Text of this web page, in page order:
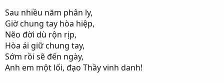
Sau nhiều năm phân ly,
Giờ chung tay hòa hiệp,
Nẽo đời dù rộn rịp,
Hòa ái giữ chung tay,
Sớm rồi sẽ đến ngày,
Anh em một lối, đạo Thầy vinh danh!